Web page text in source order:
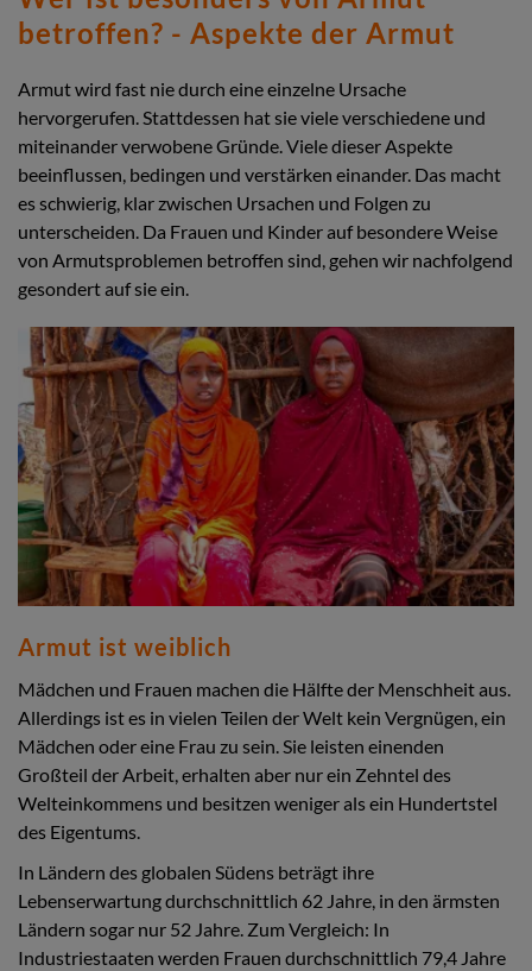
betroffen? - Aspekte der Armut
Armut wird fast nie durch eine einzelne Ursache
hervorgerufen. Stattdessen hat sie viele verschiedene und
miteinander verwobene Gründe. Viele dieser Aspekte
beeinflussen, bedingen und verstärken einander. Das macht
es schwierig, klar zwischen Ursachen und Folgen zu
unterscheiden. Da Frauen und Kinder auf besondere Weise
von Armutsproblemen betroffen sind, gehen wir nachfolgend
gesondert auf sie ein.
Armut ist weiblich
Mädchen und Frauen machen die Hälfte der Menschheit aus.
Allerdings ist es in vielen Teilen der Welt kein Vergnügen, ein
Mädchen oder eine Frau zu sein. Sie leisten einenden
Großteil der Arbeit, erhalten aber nur ein Zehntel des
Welteinkommens und besitzen weniger als ein Hundertstel
des Eigentums.
In Ländern des globalen Südens beträgt ihre
Lebenserwartung durchschnittlich 62 Jahre, in den ärmsten
Ländern sogar nur 52 Jahre. Zum Vergleich: In
Industriestaaten werden Frauen durchschnittlich 79,4 Jahre